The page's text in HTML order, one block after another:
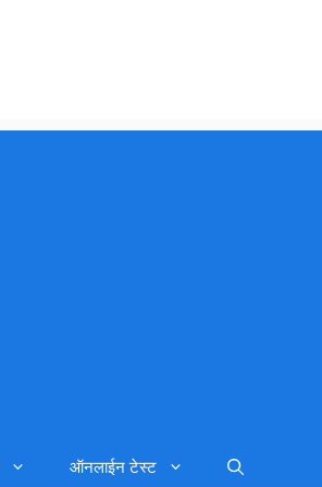
ऑनलाईन टेस्ट